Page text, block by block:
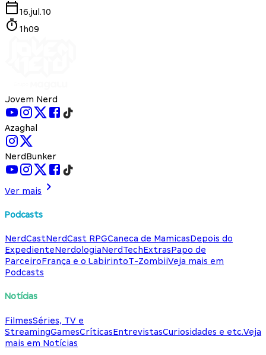
16.jul.10
1h09
Jovem Nerd
Azaghal
NerdBunker
Ver mais
Podcasts
NerdCastNerdCast RPGCaneca de MamicasDepois do
ExpedienteNerdologiaNerdTechExtrasPapo de
ParceiroFrança e o LabirintoT-ZombiiVeja mais em
Podcasts
Notícias
FilmesSéries, TV e
StreamingGamesCríticasEntrevistasCuriosidades e etc.Veja
mais em Notícias